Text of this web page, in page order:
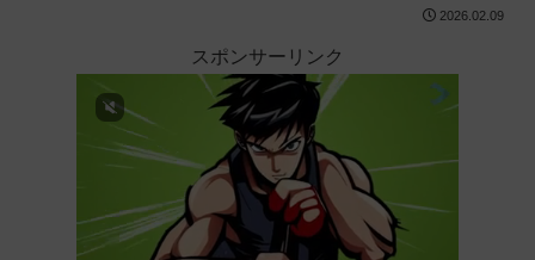
2026.02.09
スポンサーリンク